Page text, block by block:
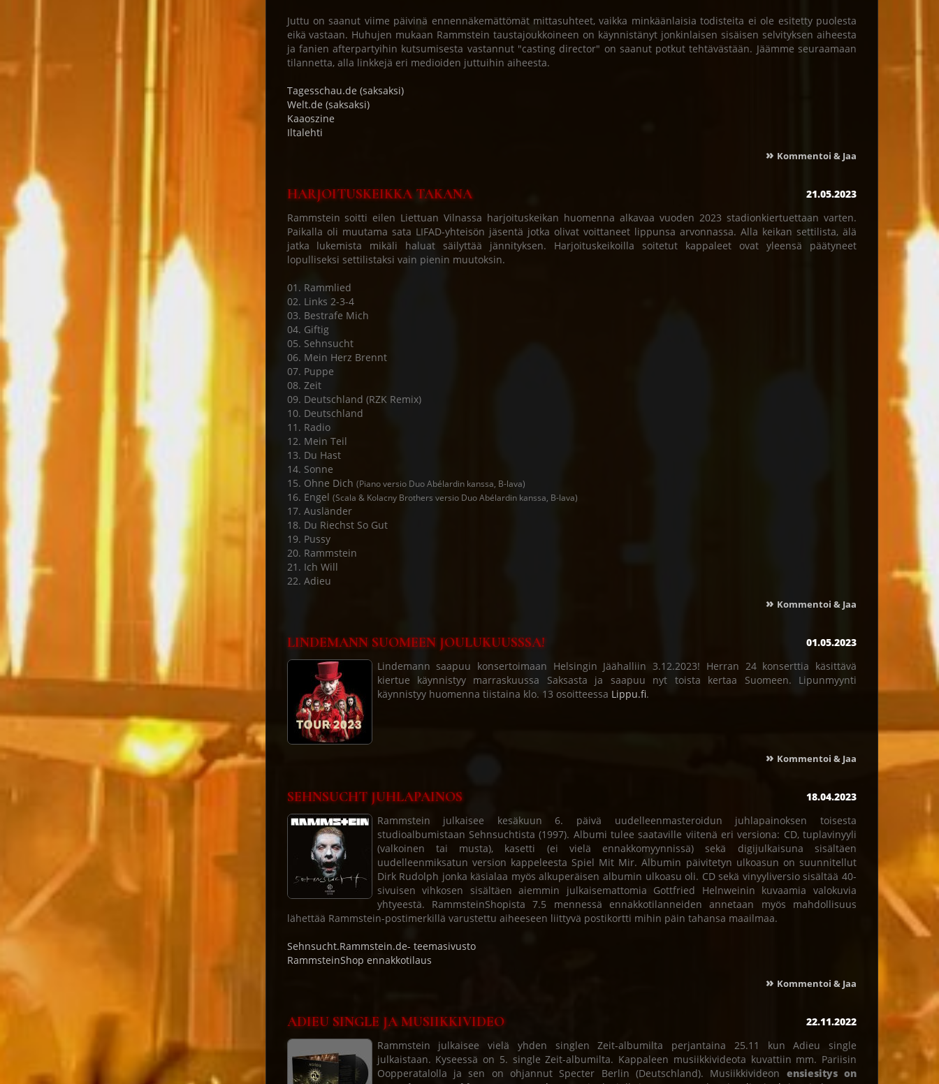
Juttu on saanut viime päivinä ennennäkemättömät mittasuhteet, vaikka minkäänlaisia todisteita ei ole esitetty puolesta
eikä vastaan. Huhujen mukaan Rammstein taustajoukkoineen on käynnistänyt jonkinlaisen sisäisen selvityksen aiheesta
ja fanien afterpartyihin kutsumisesta vastannut "casting director" on saanut potkut tehtävästään. Jäämme seuraamaan
tilannetta, alla linkkejä eri medioiden juttuihin aiheesta.
Tagesschau.de (saksaksi)
Welt.de (saksaksi)
Kaaoszine
Iltalehti
» Kommentoi & Jaa
HARJOITUSKEIKKA TAKANA
21.05.2023
Rammstein soitti eilen Liettuan Vilnassa harjoituskeikan huomenna alkavaa vuoden 2023 stadionkiertuettaan varten.
Paikalla oli muutama sata LIFAD-yhteisön jäsentä jotka olivat voittaneet lippunsa arvonnassa. Alla keikan settilista, älä
jatka lukemista mikäli haluat säilyttää jännityksen. Harjoituskeikoilla soitetut kappaleet ovat yleensä päätyneet
lopulliseksi settilistaksi vain pienin muutoksin.
01. Rammlied
02. Links 2-3-4
03. Bestrafe Mich
04. Giftig
05. Sehnsucht
06. Mein Herz Brennt
07. Puppe
08. Zeit
09. Deutschland (RZK Remix)
10. Deutschland
11. Radio
12. Mein Teil
13. Du Hast
14. Sonne
15. Ohne Dich (Piano versio Duo Abélardin kanssa, B-lava)
16. Engel (Scala & Kolacny Brothers versio Duo Abélardin kanssa, B-lava)
17. Ausländer
18. Du Riechst So Gut
19. Pussy
20. Rammstein
21. Ich Will
22. Adieu
» Kommentoi & Jaa
LINDEMANN SUOMEEN JOULUKUUSSSA!
01.05.2023
Lindemann saapuu konsertoimaan Helsingin Jäähalliin 3.12.2023! Herran 24 konserttia käsittävä
kiertue käynnistyy marraskuussa Saksasta ja saapuu nyt toista kertaa Suomeen. Lipunmyynti
käynnistyy huomenna tiistaina klo. 13 osoitteessa Lippu.fi.
» Kommentoi & Jaa
SEHNSUCHT JUHLAPAINOS
18.04.2023
Rammstein julkaisee kesäkuun 6. päivä uudelleenmasteroidun juhlapainoksen toisesta
studioalbumistaan Sehnsuchtista (1997). Albumi tulee saataville viitenä eri versiona: CD, tuplavinyyli
(valkoinen tai musta), kasetti (ei vielä ennakkomyynnissä) sekä digijulkaisuna sisältäen
uudelleenmiksatun version kappeleesta Spiel Mit Mir. Albumin päivitetyn ulkoasun on suunnitellut
Dirk Rudolph jonka käsialaa myös alkuperäisen albumin ulkoasu oli. CD sekä vinyyliversio sisältää 40-
sivuisen vihkosen sisältäen aiemmin julkaisemattomia Gottfried Helnweinin kuvaamia valokuvia
yhtyeestä. RammsteinShopista 7.5 mennessä ennakkotilanneiden annetaan myös mahdollisuus
lähettää Rammstein-postimerkillä varustettu aiheeseen liittyvä postikortti mihin päin tahansa maailmaa.
Sehnsucht.Rammstein.de- teemasivusto
RammsteinShop ennakkotilaus
» Kommentoi & Jaa
ADIEU SINGLE JA MUSIIKKIVIDEO
22.11.2022
Rammstein julkaisee vielä yhden singlen Zeit-albumilta perjantaina 25.11 kun Adieu single
julkaistaan. Kyseessä on 5. single Zeit-albumilta. Kappaleen musiikkivideota kuvattiin mm. Pariisin
Oopperatalolla ja sen on ohjannut Specter Berlin (Deutschland). Musiikkivideon ensiesitys on